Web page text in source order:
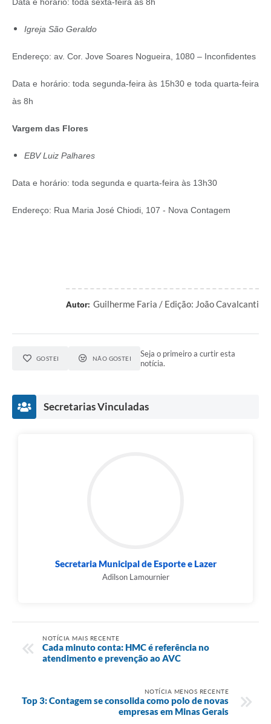
Igreja São Geraldo
Endereço: av. Cor. Jove Soares Nogueira, 1080 – Inconfidentes
Data e horário: toda segunda-feira às 15h30 e toda quarta-feira
às 8h
Vargem das Flores
EBV Luiz Palhares
Data e horário: toda segunda e quarta-feira às 13h30
Endereço: Rua Maria José Chiodi, 107 - Nova Contagem
Autor: Guilherme Faria / Edição: João Cavalcanti
GOSTEI NÃO GOSTEI
Seja o primeiro a curtir esta
notícia.
Secretarias Vinculadas
Secretaria Municipal de Esporte e Lazer
Adilson Lamournier
NOTÍCIA MAIS RECENTE
Cada minuto conta: HMC é referência no
atendimento e prevenção ao AVC
NOTÍCIA MENOS RECENTE
Top 3: Contagem se consolida como polo de novas
empresas em Minas Gerais